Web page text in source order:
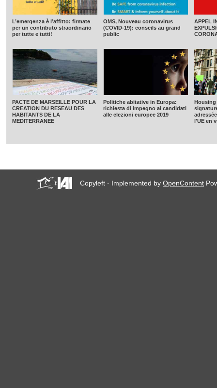
L’emergenza è l’affitto: firmate
per un contributo straordinario
per tutte e tutti!
OMS, Nouveau coronavirus
(COVID-19): conseils au grand
public
APPEL
PACTE DE MARSEILLE POUR LA
CREATION DU RESEAU DES
HABITANTS DE LA
MEDITERRANEE
Politiche abitative in Europa:
richiesta di impegno ai candidati
alle elezioni europee 2019
Housing
l'UE en
Copyleft - Implemented byOpenContent